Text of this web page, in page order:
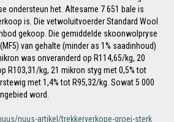
ondersteun het. Altesame 7 651 bale is
is. Die vetwoluitvoerder Standard Wool
gekoop. Die gemiddelde skoonwolpryse
van gehalte (minder as 1% saadinhoud)
was onveranderd op R114,65/kg, 20
R103,31/kg, 21 mikron styg met 0,5% tot
met 1,4% tot R95,32/kg. Sowat 5 000
word.
nuus-artikel/trekkerverkope-groei-sterk